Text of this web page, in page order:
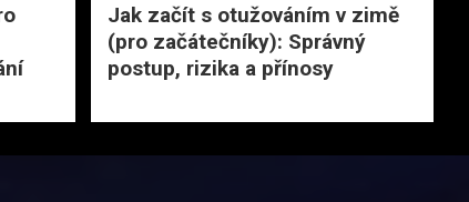
Jak začít s otužováním v zimě
(pro začátečníky): Správný
postup, rizika a přínosy